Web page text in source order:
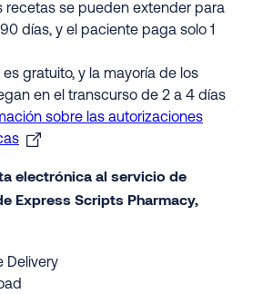
recetas se pueden extender para
días, y el paciente paga solo 1
es gratuito, y la mayoría de los
en el transcurso de 2 a 4 días
sobre las autorizaciones
electrónica al servicio de
Express Scripts Pharmacy,
Delivery